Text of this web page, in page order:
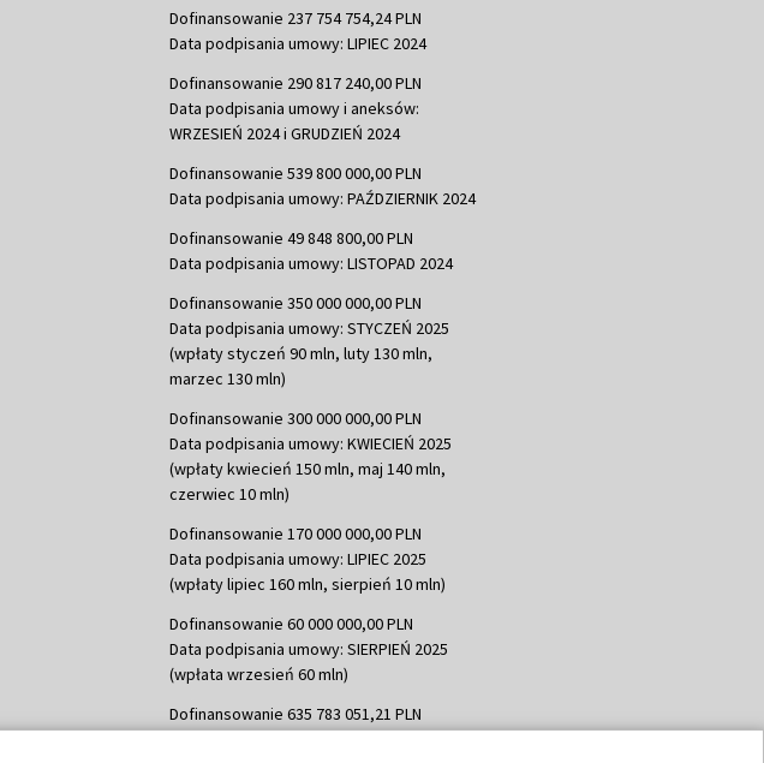
Dofinansowanie 237 754 754,24 PLN
Data podpisania umowy: LIPIEC 2024
Dofinansowanie 290 817 240,00 PLN
Data podpisania umowy i aneksów:
WRZESIEŃ 2024 i GRUDZIEŃ 2024
Dofinansowanie 539 800 000,00 PLN
Data podpisania umowy: PAŹDZIERNIK 2024
Dofinansowanie 49 848 800,00 PLN
Data podpisania umowy: LISTOPAD 2024
Dofinansowanie 350 000 000,00 PLN
Data podpisania umowy: STYCZEŃ 2025
(wpłaty styczeń 90 mln, luty 130 mln,
marzec 130 mln)
Dofinansowanie 300 000 000,00 PLN
Data podpisania umowy: KWIECIEŃ 2025
(wpłaty kwiecień 150 mln, maj 140 mln,
czerwiec 10 mln)
Dofinansowanie 170 000 000,00 PLN
Data podpisania umowy: LIPIEC 2025
(wpłaty lipiec 160 mln, sierpień 10 mln)
Dofinansowanie 60 000 000,00 PLN
Data podpisania umowy: SIERPIEŃ 2025
(wpłata wrzesień 60 mln)
Dofinansowanie 635 783 051,21 PLN